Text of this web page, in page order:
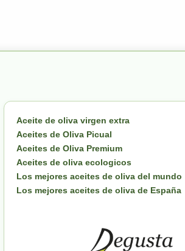
Aceite de oliva virgen extra
Aceites de Oliva Picual
Aceites de Oliva Premium
Aceites de oliva ecologicos
Los mejores aceites de oliva del mundo
Los mejores aceites de oliva de España